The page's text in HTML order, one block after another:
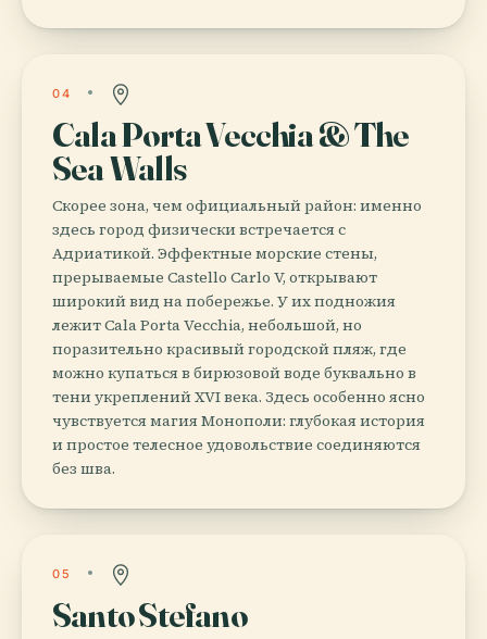
04
Cala Porta Vecchia & The
Sea Walls
Скорее зона, чем официальный район: именно
здесь город физически встречается с
Адриатикой. Эффектные морские стены,
прерываемые Castello Carlo V, открывают
широкий вид на побережье. У их подножия
лежит Cala Porta Vecchia, небольшой, но
поразительно красивый городской пляж, где
можно купаться в бирюзовой воде буквально в
тени укреплений XVI века. Здесь особенно ясно
чувствуется магия Монополи: глубокая история
и простое телесное удовольствие соединяются
без шва.
05
Santo Stefano